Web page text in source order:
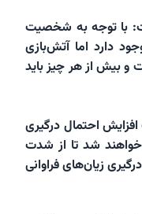
با توجه به شخصیت
دارد اما آتش‌بازی
و بیش از هر چیز باید
احتمال درگیری
شد تا از شدت
زیان‌های فراوانی